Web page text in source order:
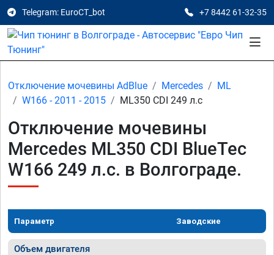
Telegram: EuroCT_bot +7 8442 61-32-35
Отключение мочевины AdBlue Mercedes
ML
W166 - 2011 - 2015
ML350 CDI 249 л.с
Отключение мочевины
Mercedes ML350 CDI BlueTec
W166 249 л.с. в Волгограде.
Параметр Заводские
Объем двигателя